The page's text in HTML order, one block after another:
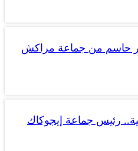
حاسم من جماعة مراكش
رئيس جماعة إيجوكاك